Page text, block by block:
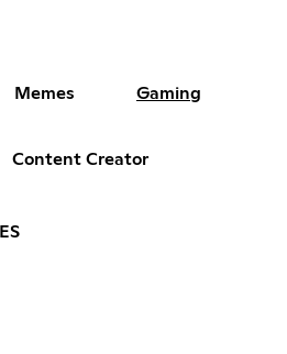
Memes Gaming
Content Creator